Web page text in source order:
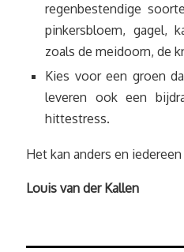
regenbestendige
pinkersbloem, gagel,
zoals de meidoorn, de
Kies voor een groen
leveren ook een
hittestress.
Het kan anders en
Louis van der Kallen